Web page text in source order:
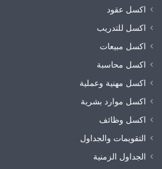
اكسل عقود
اكسل للتدريب
اكسل مبيعات
اكسل محاسبة
اكسل مهنية وعملية
اكسل موارد بشرية
اكسل وظائف
التقويمات والجداول
الجداول الزمنية